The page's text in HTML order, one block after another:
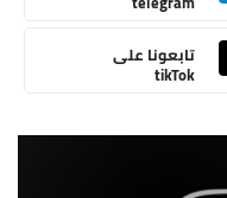
تابعونا على
tikTok